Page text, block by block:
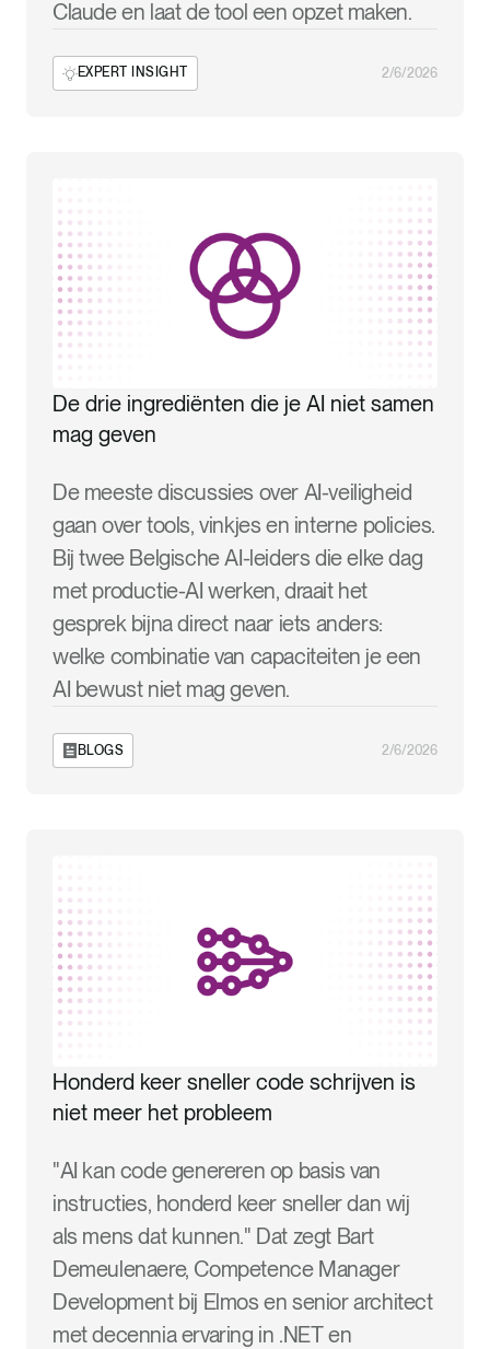
Claude en laat de tool een opzet maken.
EXPERT INSIGHT 2/6/2026
De drie ingrediënten die je AI niet samen
mag geven
De meeste discussies over AI-veiligheid
gaan over tools, vinkjes en interne policies.
Bij twee Belgische AI-leiders die elke dag
met productie-AI werken, draait het
gesprek bijna direct naar iets anders:
welke combinatie van capaciteiten je een
AI bewust niet mag geven.
BLOGS 2/6/2026
Honderd keer sneller code schrijven is
niet meer het probleem
"AI kan code genereren op basis van
instructies, honderd keer sneller dan wij
als mens dat kunnen." Dat zegt Bart
Demeulenaere, Competence Manager
Development bij Elmos en senior architect
met decennia ervaring in .NET en